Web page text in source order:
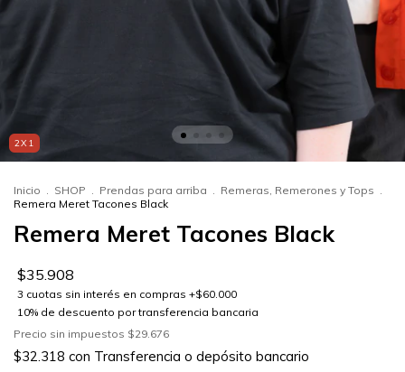
2X1
Inicio . SHOP . Prendas para arriba . Remeras, Remerones y Tops .
Remera Meret Tacones Black
Remera Meret Tacones Black
$35.908
Precio sin impuestos $29.676
$32.318 con Transferencia o depósito bancario